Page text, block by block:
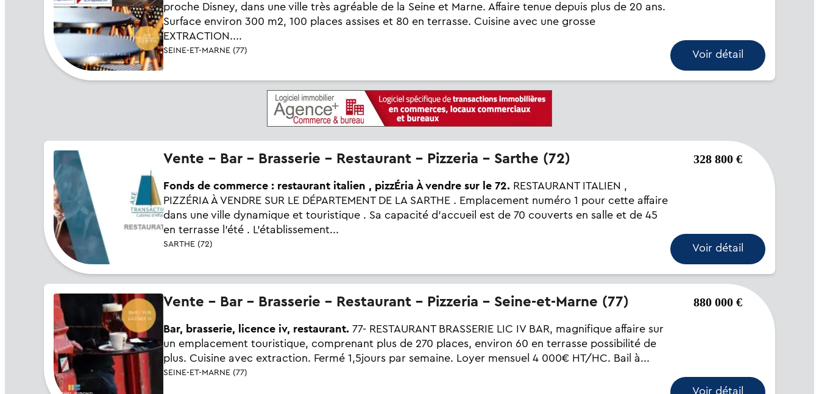
proche Disney, dans une ville très agréable de la Seine et Marne. Affaire tenue depuis plus de 20 ans.
Surface environ 300 m2, 100 places assises et 80 en terrasse. Cuisine avec une grosse
EXTRACTION....
SEINE-ET-MARNE (77) Voir détail
Vente - Bar - Brasserie - Restaurant - Pizzeria - Sarthe (72)
Fonds de commerce : restaurant italien , pizzÉria À vendre sur le 72. RESTAURANT ITALIEN ,
PIZZÉRIA À VENDRE SUR LE DÉPARTEMENT DE LA SARTHE . Emplacement numéro 1 pour cette affaire
dans une ville dynamique et touristique . Sa capacité d'accueil est de 70 couverts en salle et de 45
en terrasse l'été . L'établissement...
SARTHE (72)
328 800 €
Voir détail
Vente - Bar - Brasserie - Restaurant - Pizzeria - Seine-et-Marne (77)
Bar, brasserie, licence iv, restaurant. 77- RESTAURANT BRASSERIE LIC IV BAR, magnifique affaire sur
un emplacement touristique, comprenant plus de 270 places, environ 60 en terrasse possibilité de
plus. Cuisine avec extraction. Fermé 1,5jours par semaine. Loyer mensuel 4 000€ HT/HC. Bail à...
SEINE-ET-MARNE (77)
880 000 €
Voir détail